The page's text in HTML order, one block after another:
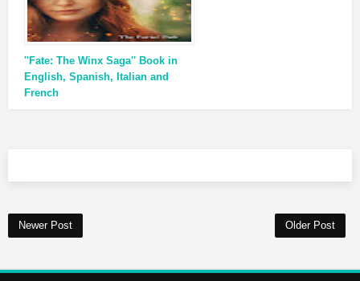
''Fate: The Winx Saga'' Book in
English, Spanish, Italian and
French
Newer Post Older Post